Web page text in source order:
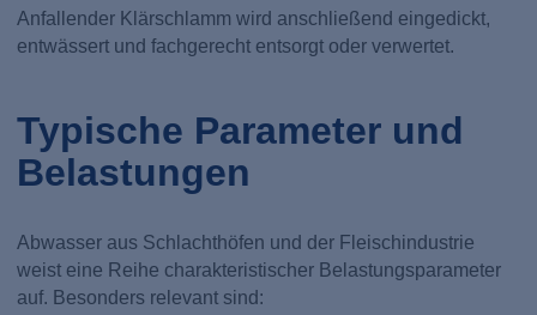
Anfallender Klärschlamm wird anschließend eingedickt,
entwässert und fachgerecht entsorgt oder verwertet.
Typische Parameter und
Belastungen
Abwasser aus Schlachthöfen und der Fleischindustrie
weist eine Reihe charakteristischer Belastungsparameter
auf. Besonders relevant sind: